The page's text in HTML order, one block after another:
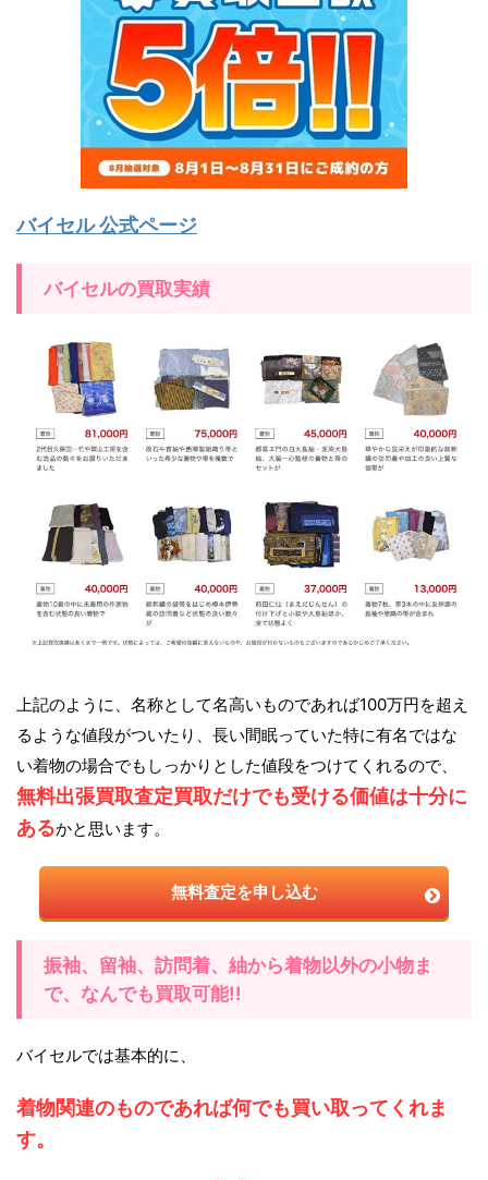
バイセル 公式ページ
バイセルの買取実績
上記のように、名称として名高いものであれば100万円を超え
るような値段がついたり、長い間眠っていた特に有名ではな
い着物の場合でもしっかりとした値段をつけてくれるので、
無料出張買取査定買取だけでも受ける価値は十分に
あるかと思います。
無料査定を申し込む
振袖、留袖、訪問着、紬から着物以外の小物ま
で、なんでも買取可能!!
バイセルでは基本的に、
着物関連のものであれば何でも買い取ってくれま
す。